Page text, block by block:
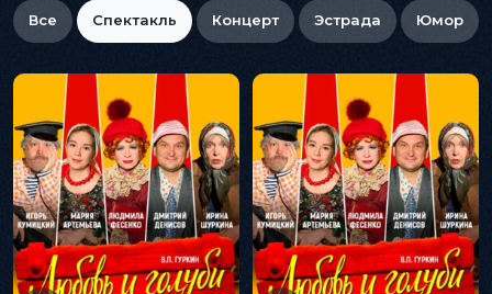
Все Спектакль Концерт Эстрада Юмор